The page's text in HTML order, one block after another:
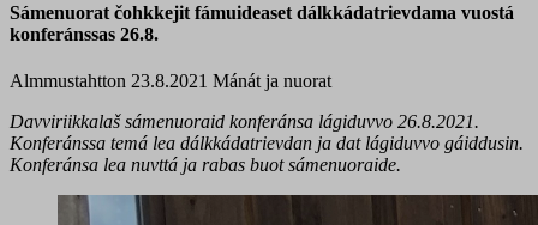
Sámenuorat čohkkejit fámuideaset dálkkádatrievdama vuostá
konferánssas 26.8.
Almmustahtton 23.8.2021 Mánát ja nuorat
Davviriikkalaš sámenuoraid konferánsa lágiduvvo 26.8.2021.
Konferánssa temá lea dálkkádatrievdan ja dat lágiduvvo gáiddusin.
Konferánsa lea nuvttá ja rabas buot sámenuoraide.